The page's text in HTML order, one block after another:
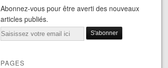
Abonnez-vous pour être averti des nouveaux
articles publiés.
Email
PAGES